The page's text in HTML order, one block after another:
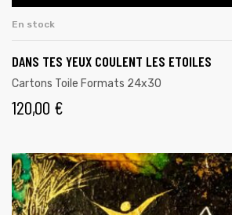
En stock
DANS TES YEUX COULENT LES ETOILES
Cartons Toile Formats 24x30
120,00 €